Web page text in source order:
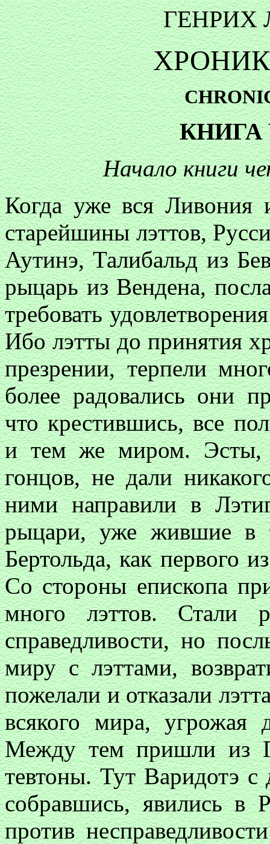
ГЕНРИХ
КНИГА
Начало книги
Когда уже вся Ливония
старейшины лэттов,
Аутинэ, Талибальд из
рыцарь из Вендена,
требовать
Ибо лэтты до принятия
презрении, терпели
более радовались они
что крестившись, все
и тем же миром. Эсты,
гонцов, не дали
ними направили в
рыцари, уже жившие в
Бертольда, как первого
Со стороны епископа
много лэттов. Стали
справедливости, но
миру с лэттами,
пожелали и отказали
всякого мира, угрожая
Между тем пришли из
тевтоны. Тут Варидотэ с
собравшись, явились в
против